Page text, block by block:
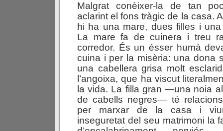
Malgrat conèixer-la de tan
aclarint el fons tràgic de la casa.
hi ha una mare, dues filles i
La mare fa de cuinera i treu
corredor. És un ésser humà
cuina i per la misèria: una dona
una cabellera grisa molt
l’angoixa, que ha viscut
la vida. La filla gran —una noia
de cabells negres— té
per marxar de la casa i
inseguretat del seu matrimoni la